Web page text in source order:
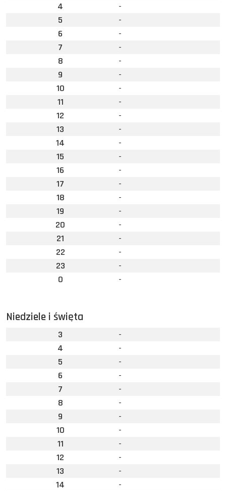
4
-
5
-
6
-
7
-
8
-
9
-
10
-
11
-
12
-
13
-
14
-
15
-
16
-
17
-
18
-
19
-
20
-
21
-
22
-
23
-
0
-
Niedziele i święta
3
-
4
-
5
-
6
-
7
-
8
-
9
-
10
-
11
-
12
-
13
-
14
-